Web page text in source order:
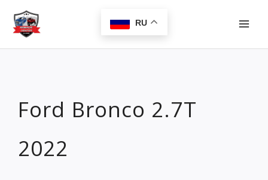
Перейти
содержимому
RU
Ford Bronco 2.7T
2022